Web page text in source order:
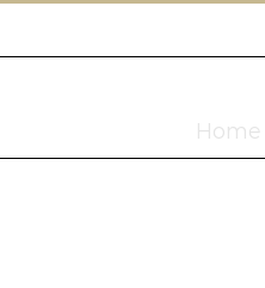
Home